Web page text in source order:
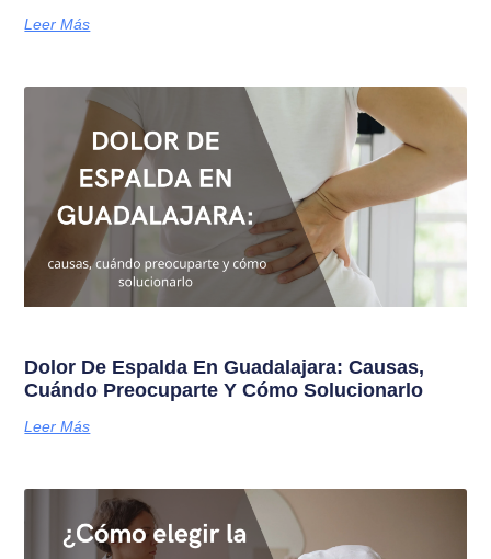
Leer Más
Dolor De Espalda En Guadalajara: Causas,
Cuándo Preocuparte Y Cómo Solucionarlo
Leer Más